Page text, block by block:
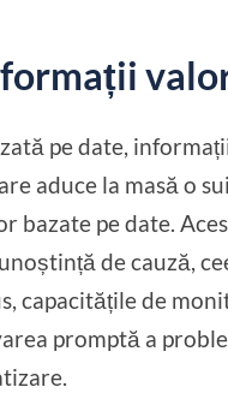
pe date,
aduce la masă o
bazate pe date.
de cauză,
capacitățile de
promptă a